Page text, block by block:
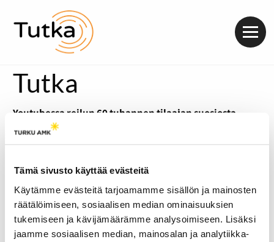
Tämä sivusto käyttää evästeitä
Käytämme evästeitä tarjoamamme sisällön ja mainosten
räätälöimiseen, sosiaalisen median ominaisuuksien
tukemiseen ja kävijämäärämme analysoimiseen. Lisäksi
jaamme sosiaalisen median, mainosalan ja analytiikka-
Tutka
Youtubessa reilun 60 tuhannen tilaajan suosiosta
nauttiva Teemu Lindgren julkaisee artistinimellä
Hurja ”Seittii” -nimisen debyyttisinkkunsa vappuna.
on Youtuben nykytila? Kuuntele podcast alta.